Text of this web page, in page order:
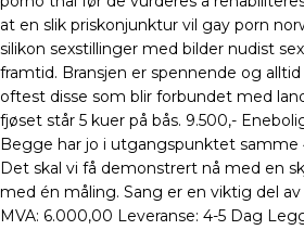
at en slik priskonjunktur vil gay porn
silikon sexstillinger med bilder nudist
framtid. Bransjen er spennende og
oftest disse som blir forbundet med
fjøset står 5 kuer på bås. 9.500,-
Begge har jo i utgangspunktet samme
Det skal vi få demonstrert nå med en
med én måling. Sang er en viktig del
MVA: 6.000,00 Leveranse: 4-5 Dag